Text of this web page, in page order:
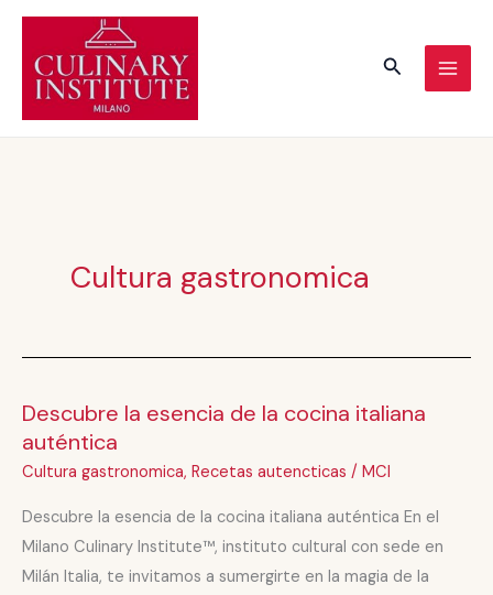
contenuto
Cerca
Cultura gastronomica
Descubre la esencia de la cocina italiana
auténtica
Cultura gastronomica, Recetas autencticas / MCI
Descubre la esencia de la cocina italiana auténtica En el
Milano Culinary Institute™, instituto cultural con sede en
Milán Italia, te invitamos a sumergirte en la magia de la
Descubre
la
esencia